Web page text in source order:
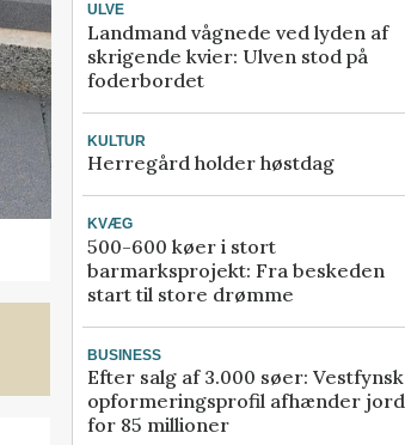
ULVE
Landmand vågnede ved lyden af
skrigende kvier: Ulven stod på
foderbordet
KULTUR
Herregård holder høstdag
KVÆG
500-600 køer i stort
barmarksprojekt: Fra beskeden
start til store drømme
BUSINESS
Efter salg af 3.000 søer: Vestfynsk
opformeringsprofil afhænder jord
for 85 millioner